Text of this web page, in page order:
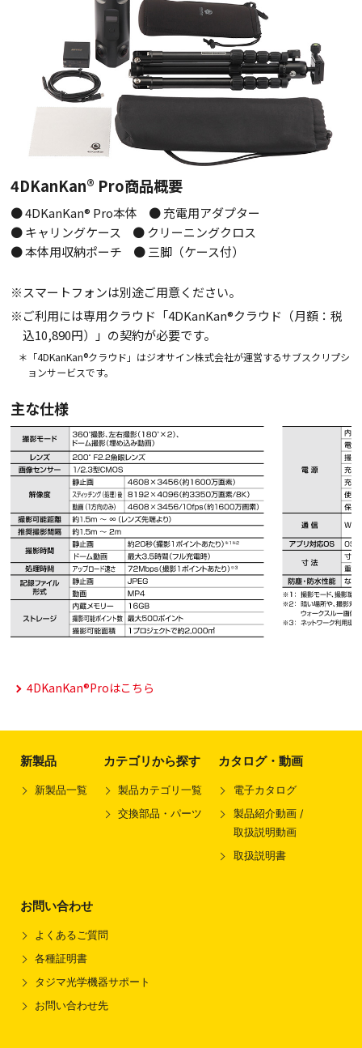
4DKanKan® Pro商品概要
● 4DKanKan® Pro本体
● 充電用アダプター
● キャリングケース
● クリーニングクロス
● 本体用収納ポーチ
● 三脚（ケース付）
※スマートフォンは別途ご用意ください。
※ご利用には専用クラウド「4DKanKan®クラウド（月額：税
込10,890円）」の契約が必要です。
＊「4DKanKan®クラウド」はジオサイン株式会社が運営するサブスクリプシ
ョンサービスです。
主な仕様
4DKanKan®Proはこちら
新製品
新製品一覧
カテゴリから探す
製品カテゴリ一覧
交換部品・パーツ
カタログ・動画
電子カタログ
製品紹介動画 /
取扱説明動画
取扱説明書
お問い合わせ
よくあるご質問
各種証明書
タジマ光学機器サポート
お問い合わせ先